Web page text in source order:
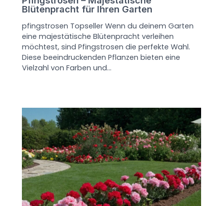
Blütenpracht für Ihren Garten
pfingstrosen Topseller Wenn du deinem Garten
eine majestätische Blütenpracht verleihen
möchtest, sind Pfingstrosen die perfekte Wahl.
Diese beeindruckenden Pflanzen bieten eine
Vielzahl von Farben und…